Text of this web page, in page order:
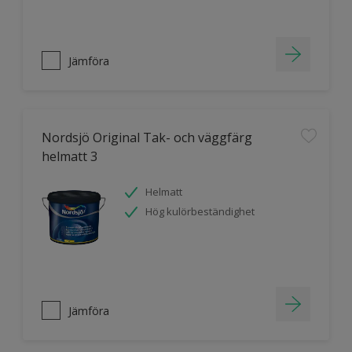
Jämföra
Nordsjö Original Tak- och väggfärg
helmatt 3
Helmatt
Hög kulörbeständighet
Jämföra